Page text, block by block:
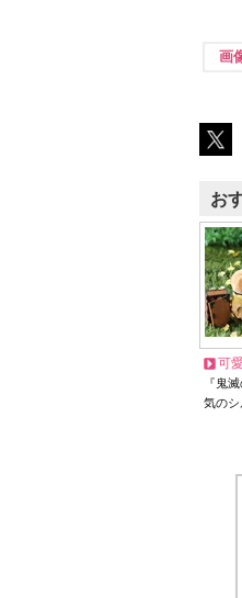
画
お
可
『鬼
気のシ